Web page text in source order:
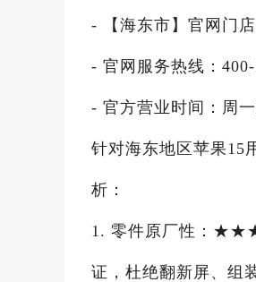
- 【海东市】官网门
- 官网服务热线：
- 官方营业时间：周
针对海东地区苹果15
析：
1. 零件原厂性：
证，杜绝翻新屏、组